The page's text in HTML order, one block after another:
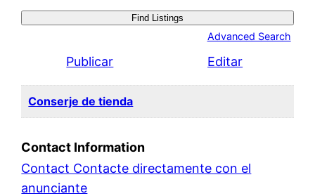
for:
Advanced Search
Publicar Editar
Conserje de tienda
Contact Information
Contact Contacte directamente con el
anunciante